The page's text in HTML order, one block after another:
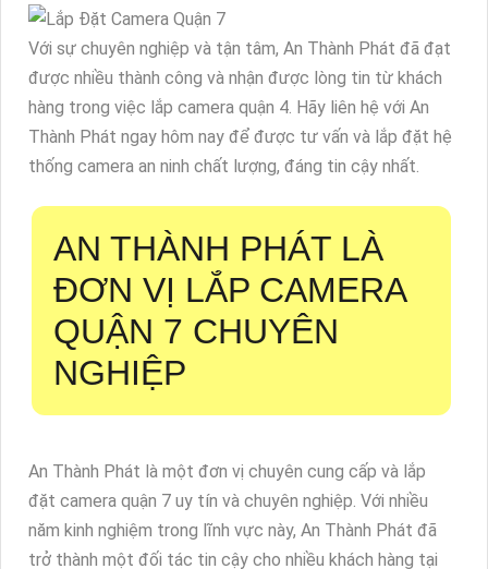
Với sự chuyên nghiệp và tận tâm, An Thành Phát đã đạt
được nhiều thành công và nhận được lòng tin từ khách
hàng trong việc lắp camera quận 4. Hãy liên hệ với An
Thành Phát ngay hôm nay để được tư vấn và lắp đặt hệ
thống camera an ninh chất lượng, đáng tin cậy nhất.
AN THÀNH PHÁT LÀ
ĐƠN VỊ LẮP CAMERA
QUẬN 7 CHUYÊN
NGHIỆP
An Thành Phát là một đơn vị chuyên cung cấp và lắp
đặt camera quận 7 uy tín và chuyên nghiệp. Với nhiều
năm kinh nghiệm trong lĩnh vực này, An Thành Phát đã
trở thành một đối tác tin cậy cho nhiều khách hàng tại